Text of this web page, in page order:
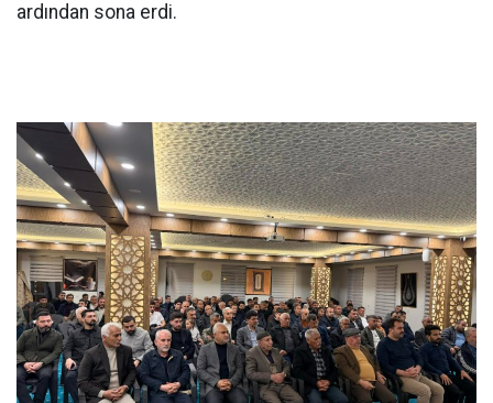
ardından sona erdi.